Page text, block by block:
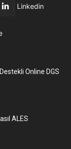
Linkedin
Online DGS
ALES